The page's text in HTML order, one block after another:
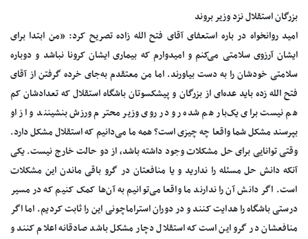
بزرگان استقلال نزد وزیر بروند
امید روانخواه در باره استعفای آقای فتح الله زاده تصریح کرد: «من ابتدا برای
ایشان آرزوی سلامتی می‌کنم و امیدوارم که بیماری ایشان کرونا نباشد و دوباره
سلامتی خودشان را به دست بیاورند. اما من معتقدم به‌جای خرده گرفتن از آقای
فتح الله زده باید عده‌ای از بزرگان و پیشکسوتان باشگاه استقلال که تعدادشان کم
هم نیست برای یک‌بار هم شده رو در روی وزیر محترم ورزش بنشینند و از او
بپرسند مشکل شما واقعا چه چیزی است؟ همه ما می‌دانیم که استقلال مشکل دارد.
وقتی توانایی برای حل مشکلات وجود داشته باشد، از دو حالت خارج نیست. یکی
آنکه دانش حل مسئله را ندارید و یا منافعتان در گرو باقی ماندن این مشکلات
است. اگر دانش آن را ندارند ما واقعا می‌توانیم به آن‌ها کمک کنیم که در مسیر
درستی باشگاه را هدایت کنند و در دوران استراماچونی این را ثابت کردیم. اما اگر
منافعشان در گرو این است که استقلال دچار مشکل باشد صادقانه اعلام کنند و